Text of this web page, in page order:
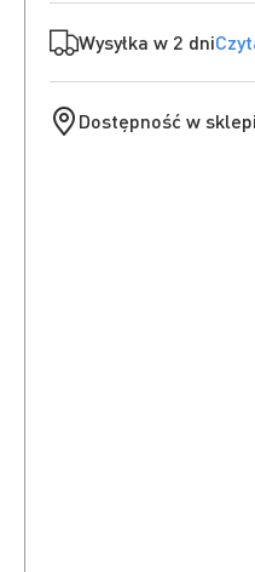
Wysyłka w 2 dni
Dostępność w